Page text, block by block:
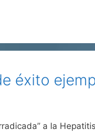
éxito
a la